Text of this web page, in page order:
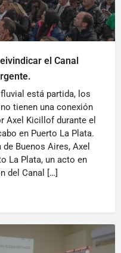
el Canal
está partida, los
tienen una conexión
Axel Kicillof durante el
en Puerto La Plata.
Buenos Aires, Axel
La Plata, un acto en
del Canal […]